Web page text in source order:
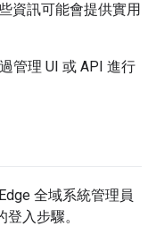
資訊可能會提供實用
管理 UI 或 API 進行
全域系統管理員
入步驟。